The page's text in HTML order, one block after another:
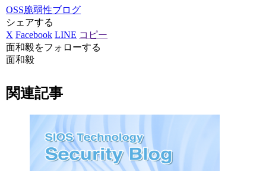
OSS脆弱性ブログ
シェアする
X Facebook LINE コピー
面和毅をフォローする
面和毅
関連記事